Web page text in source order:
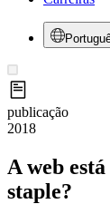
publicação
2018
A web
staple?